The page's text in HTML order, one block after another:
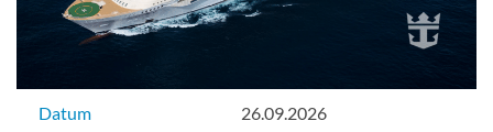
Datum
26.09.2026